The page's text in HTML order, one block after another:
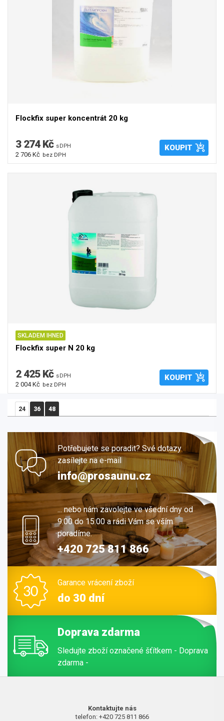
Flockfix super koncentrát 20 kg
3 274 Kč s DPH
2 706 Kč bez DPH
KOUPIT
SKLADEM IHNED
Flockfix super N 20 kg
2 425 Kč s DPH
2 004 Kč bez DPH
KOUPIT
24 36 48
Potřebujete se poradit? Své dotazy
zasílejte na e-mail
info@prosaunu.cz
... nebo nám zavolejte ve všední dny od
9:00 do 15:00 a rádi Vám se vším
poradíme.
+420 725 811 866
Garance vrácení zboží
do 30 dní
Doprava zdarma
Sledujte zboží označené šťítkem - Doprava
zdarma -
Kontaktujte nás
telefon: +420 725 811 866